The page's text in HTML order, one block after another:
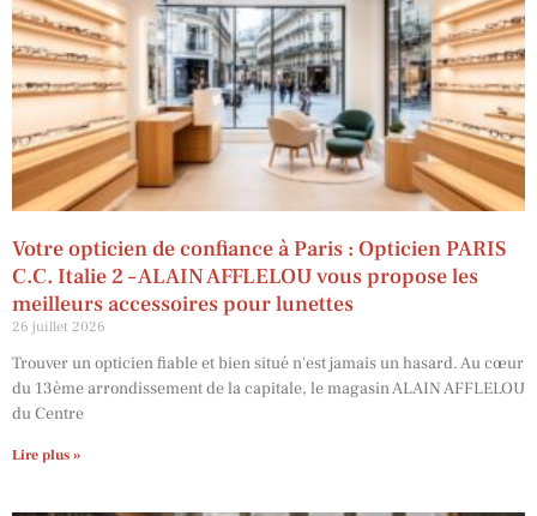
Votre opticien de confiance à Paris : Opticien PARIS
C.C. Italie 2 – ALAIN AFFLELOU vous propose les
meilleurs accessoires pour lunettes
26 juillet 2026
Trouver un opticien fiable et bien situé n'est jamais un hasard. Au cœur
du 13ème arrondissement de la capitale, le magasin ALAIN AFFLELOU
du Centre
Lire plus »